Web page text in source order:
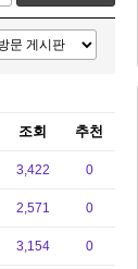
조회 추천
3,422 0
2,571 0
3,154 0